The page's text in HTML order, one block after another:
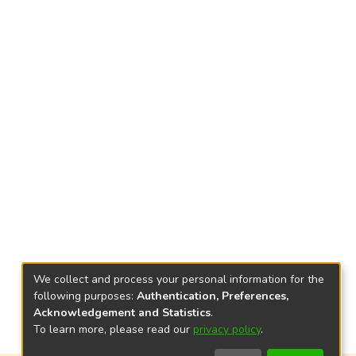
We collect and process your personal information for the
following purposes: Authentication, Preferences,
Acknowledgement and Statistics.
To learn more, please read our privacy policy.